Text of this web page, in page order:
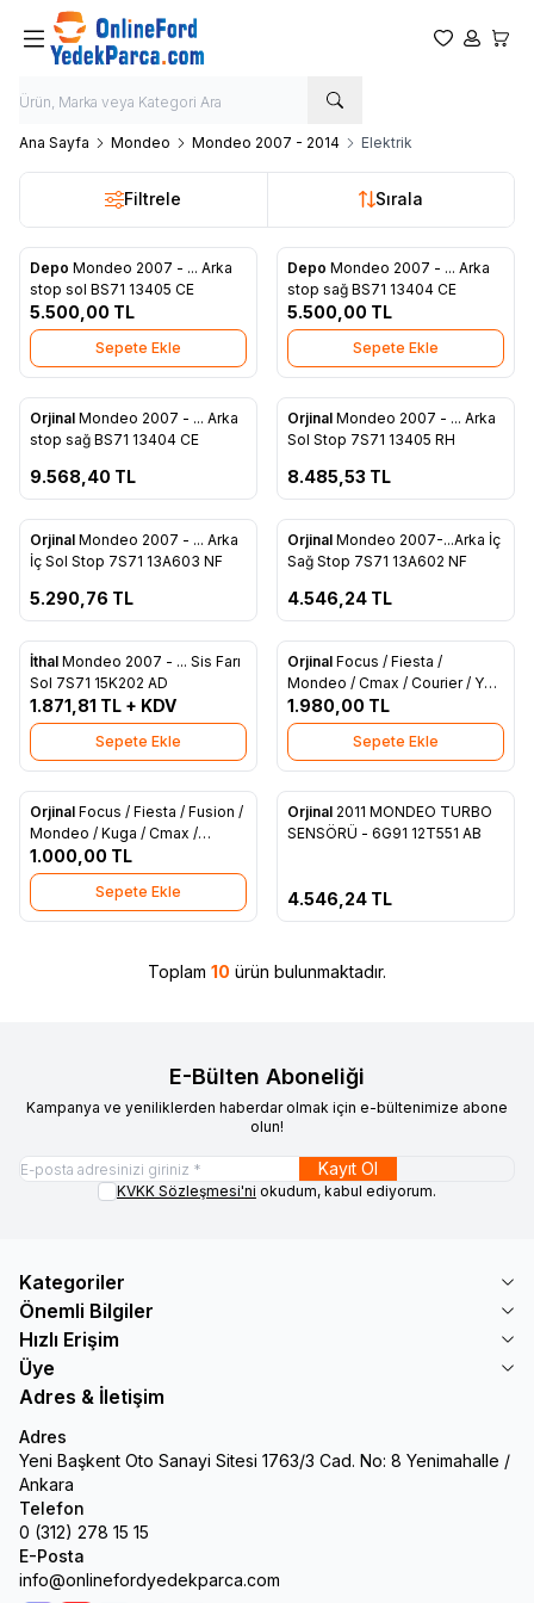
Favorilerim
Hesabım
Ana Sayfa Mondeo Mondeo 2007 - 2014 Elektrik
Filtrele Sırala
Favorilere Ekle
Depo Mondeo 2007 - ... Arka
stop sol BS71 13405 CE
5.500,00 TL
Sepete Ekle
Favorilere Ekle
Depo Mondeo 2007 - ... Arka
stop sağ BS71 13404 CE
5.500,00 TL
Sepete Ekle
Favorilere Ekle
Orjinal Mondeo 2007 - ... Arka
stop sağ BS71 13404 CE
9.568,40 TL
Favorilere Ekle
Tükendi
Orjinal Mondeo 2007 - ... Arka
Sol Stop 7S71 13405 RH
8.485,53 TL
Favorilere Ekle
Orjinal Mondeo 2007 - ... Arka
İç Sol Stop 7S71 13A603 NF
5.290,76 TL
Favorilere Ekle
Tükendi
Orjinal Mondeo 2007-...Arka İç
Sağ Stop 7S71 13A602 NF
4.546,24 TL
Favorilere Ekle
İthal Mondeo 2007 - ... Sis Farı
Sol 7S71 15K202 AD
1.871,81 TL + KDV
Sepete Ekle
Favorilere Ekle
Orjinal Focus / Fiesta /
Mondeo / Cmax / Courier / Yeni
Connect Kızdırma Buji Rolesi
(AV61 12A343 CA)
1.980,00 TL
Sepete Ekle
Favorilere Ekle
Orjinal Focus / Fiesta / Fusion /
Mondeo / Kuga / Cmax /
Connect / Transit V184 / V347 /
V363 / Courier / Custom
Kontak Teminali Termik (AA6T
11572 AA)
1.000,00 TL
Sepete Ekle
Favorilere Ekle
Tükendi
Orjinal 2011 MONDEO TURBO
SENSÖRÜ - 6G91 12T551 AB
4.546,24 TL
Toplam 10 ürün bulunmaktadır.
E-Bülten Aboneliği
Kampanya ve yeniliklerden haberdar olmak için e-bültenimize abone
olun!
Kayıt Ol
KVKK Sözleşmesi'ni okudum, kabul ediyorum.
Kategoriler
Önemli Bilgiler
Hızlı Erişim
Üye
Adres & İletişim
Adres
Yeni Başkent Oto Sanayi Sitesi 1763/3 Cad. No: 8 Yenimahalle /
Ankara
Telefon
0 (312) 278 15 15
E-Posta
info@onlinefordyedekparca.com